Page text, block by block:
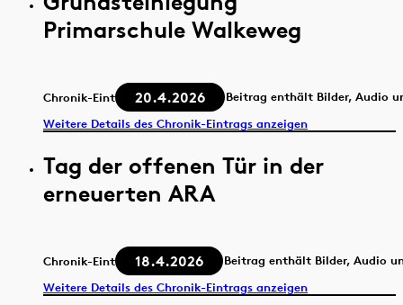
Primarschule Walkeweg
Chronik-Eintrag 20.4.2026
Beitrag enthält Bilder, Audio
Weitere Details des Chronik-Eintrags anzeigen
Tag der offenen Tür in der
erneuerten ARA
Chronik-Eintrag 18.4.2026
Beitrag enthält Bilder, Audio
Weitere Details des Chronik-Eintrags anzeigen